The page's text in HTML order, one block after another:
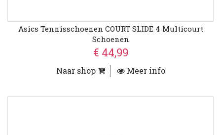
Asics Tennisschoenen COURT SLIDE 4 Multicourt
Schoenen
€ 44,99
Naar shop Meer info